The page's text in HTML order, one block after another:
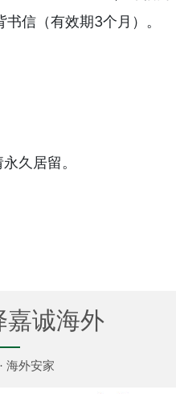
信（有效期3个月）。
久居留。
嘉诚海外
海外安家